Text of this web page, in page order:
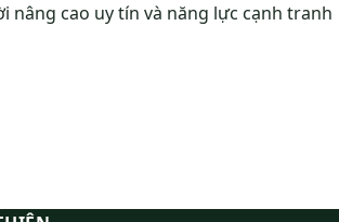
nâng cao uy tín và năng lực cạnh tranh